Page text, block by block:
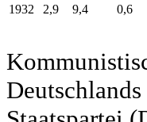
1932
2,9 9,4 0,6